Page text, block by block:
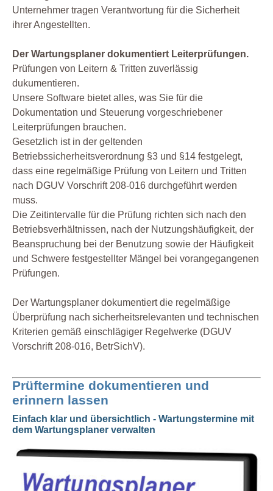
Unternehmer tragen Verantwortung für die Sicherheit
ihrer Angestellten.
Der Wartungsplaner dokumentiert Leiterprüfungen.
Prüfungen von Leitern & Tritten zuverlässig
dukumentieren.
Unsere Software bietet alles, was Sie für die
Dokumentation und Steuerung vorgeschriebener
Leiterprüfungen brauchen.
Gesetzlich ist in der geltenden
Betriebssicherheitsverordnung §3 und §14 festgelegt,
dass eine regelmäßige Prüfung von Leitern und Tritten
nach DGUV Vorschrift 208-016 durchgeführt werden
muss.
Die Zeitintervalle für die Prüfung richten sich nach den
Betriebsverhältnissen, nach der Nutzungshäufigkeit, der
Beanspruchung bei der Benutzung sowie der Häufigkeit
und Schwere festgestellter Mängel bei vorangegangenen
Prüfungen.
Der Wartungsplaner dokumentiert die regelmäßige
Überprüfung nach sicherheitsrelevanten und technischen
Kriterien gemäß einschlägiger Regelwerke (DGUV
Vorschrift 208-016, BetrSichV).
Prüftermine dokumentieren und
erinnern lassen
Einfach klar und übersichtlich - Wartungstermine mit
dem Wartungsplaner verwalten